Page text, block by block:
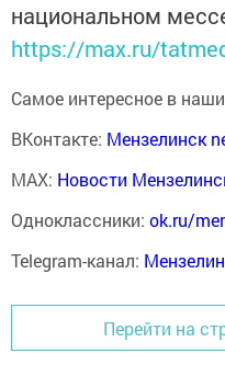
национальном
https://max.ru/
Самое интересное в
ВКонтакте: Мензелинск
MAX: Новости
Одноклассники: ok.ru/
Telegram-канал:
Перейти на